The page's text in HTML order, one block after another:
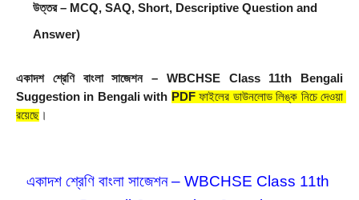
উত্তর – MCQ, SAQ, Short, Descriptive Question and
Answer)
একাদশ শ্রেণি বাংলা সাজেশন – WBCHSE Class 11th Bengali
Suggestion in Bengali with PDF ফাইলের ডাউনলোড লিঙ্ক নিচে দেওয়া
রয়েছে ।
একাদশ শ্রেণি বাংলা সাজেশন – WBCHSE Class 11th